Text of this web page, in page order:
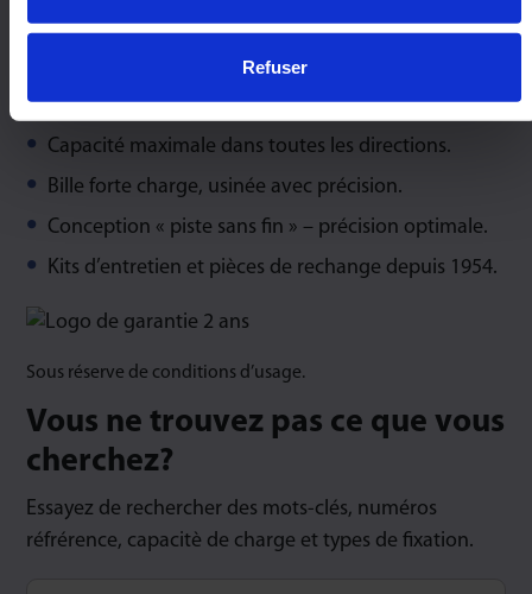
Refuser
Capacité maximale dans toutes les directions.
Bille forte charge, usinée avec précision.
Conception « piste sans fin » – précision optimale.
Kits d’entretien et pièces de rechange depuis 1954.
Sous réserve de conditions d’usage.
Vous ne trouvez pas ce que vous
cherchez?
Essayez de rechercher des mots-clés, numéros
réfrérence, capacitè de charge et types de fixation.